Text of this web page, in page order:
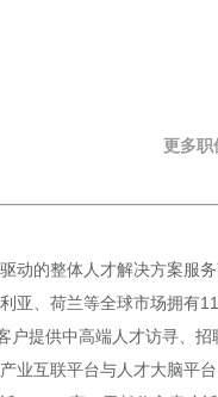
更多职
动的整体人才解决方案服
亚、荷兰等全球市场拥有
户提供中高端人才访寻、
业互联平台与人才大脑平